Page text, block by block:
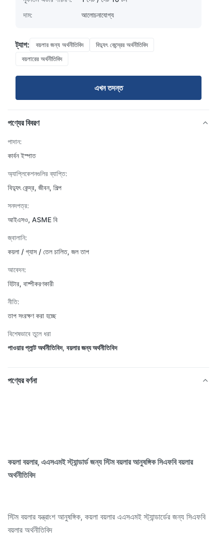
দাম:
আলোচনাযোগ্য
ট্যাগ: বয়লার জন্য অর্থনীতিবিদ
বিদ্যুৎ কেন্দ্রের অর্থনীতিবিদ
বয়লারের অর্থনীতিবিদ
এখন তদন্ত
পণ্যের বিবরণ
পাদান:
কার্বন ইস্পাত
অ্যাপ্লিকেশনগুলির ব্যাপ্তি:
বিদ্যুৎ কেন্দ্র, জীবন, শিল্প
সনদপত্র:
আইএসও, ASME বি
জ্বালানি:
কয়লা / গ্যাস / তেল চালিত, জল তাপ
আবেদন:
হিটার, বাষ্পীকরণকারী
নীতি:
তাপ সংরক্ষণ করা হচ্ছে
বিশেষভাবে তুলে ধরা
পাওয়ার প্লান্ট অর্থনীতিবিদ, বয়লার জন্য অর্থনীতিবিদ
পণ্যের বর্ণনা
কয়লা বয়লার, এএসএমই স্ট্যান্ডার্ড জন্য স্টিম বয়লার আনুষঙ্গিক সিএফবি বয়লার
অর্থনীতিবিদ
স্টিম বয়লার যন্ত্রাংশ আনুষঙ্গিক, কয়লা বয়লার এএসএমই স্ট্যান্ডার্ডের জন্য সিএফবি
বয়লার অর্থনীতিবিদ